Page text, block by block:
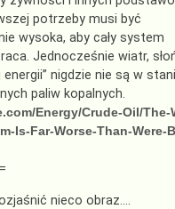
potrzeby musi być
wysoka, aby cały system
Jednocześnie wiatr,
energii” nigdzie nie są w
paliw kopalnych.
Energy/Crude-Oil/The-
Is-Far-Worse-Than-Were-
nieco obraz….